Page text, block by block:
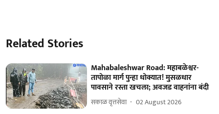
Related Stories
Mahabaleshwar Road: महाबळेश्वर-
तापोळा मार्ग पुन्हा धोक्यात! मुसळधार
पावसाने रस्ता खचला; अवजड वाहनांना बंदी
सकाळ वृत्तसेवा 02 August 2026